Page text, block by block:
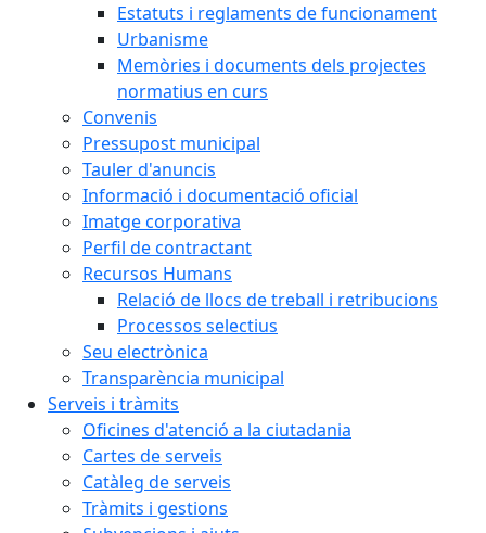
Estatuts i reglaments de funcionament
Urbanisme
Memòries i documents dels projectes
normatius en curs
Convenis
Pressupost municipal
Tauler d'anuncis
Informació i documentació oficial
Imatge corporativa
Perfil de contractant
Recursos Humans
Relació de llocs de treball i retribucions
Processos selectius
Seu electrònica
Transparència municipal
Serveis i tràmits
Oficines d'atenció a la ciutadania
Cartes de serveis
Catàleg de serveis
Tràmits i gestions